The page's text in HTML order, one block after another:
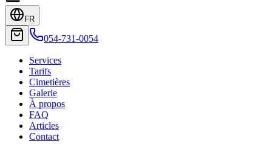
FR
054-731-0054
Services
Tarifs
Cimetières
Galerie
À propos
FAQ
Articles
Contact